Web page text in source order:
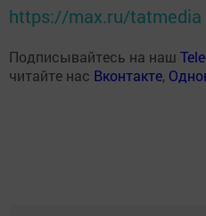
https://max.ru/tatmedia
Подписывайтесь на наш
читайте нас Вконтакте,